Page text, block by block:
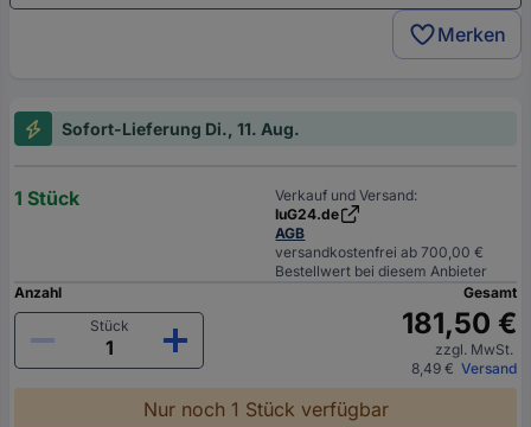
Merken
Sofort-Lieferung Di., 11. Aug.
1 Stück
Verkauf und Versand:
IuG24.de
AGB
versandkostenfrei ab 700,00 €
Bestellwert bei diesem Anbieter
Anzahl
Stück
Gesamt
181,50 €
zzgl. MwSt.
8,49 € Versand
Nur noch 1 Stück verfügbar